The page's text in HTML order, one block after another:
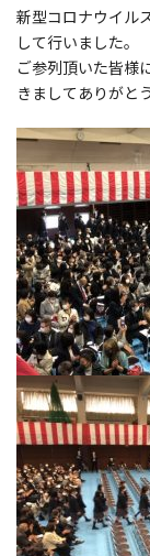
新型コロナウイル
して行いました。
ご参列頂いた皆様
きましてありがと